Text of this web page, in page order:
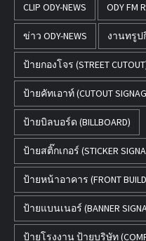
CLIP ODY-NEWS ODY FM
ข่าว ODY-NEWS งานทรูป
ป้ายกองโจร (STREET
ป้ายคัทเอาท์ (CUTOUT
ป้ายบิลบอร์ด (BILLBOARD)
ป้ายสติ๊กเกอร์ (STICKER
ป้ายหน้าอาคาร (FRONT
ป้ายแบนเนอร์ (BANNER
ป้ายโรงงาน ป้ายบริษัท